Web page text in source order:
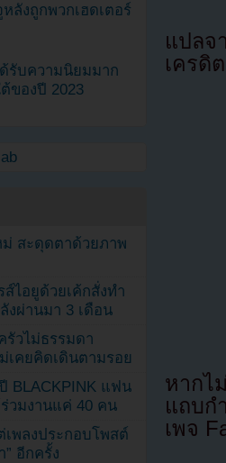
แปล
เครดิ
หากไ
แถบก
เพจ
ลังถูกพวกเฮดเตอร์
รับความนิยมมาก
ของปี 2023
สะดุดตาด้วยภาพ
ไอยูด้วยเค้กสั่งทำ
งผ่านมา 3 เดือน
รัวไม่ธรรมดา
เคยคิดเดินตามรอย
BLACKPINK แฟน
วมงานแค่ 40 คน
พลงประกอบโพสต์
อีกครั้ง